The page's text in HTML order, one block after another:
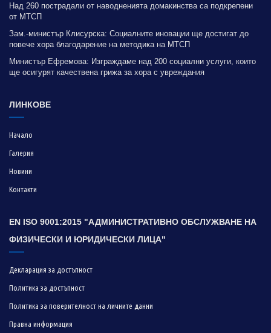
Над 260 пострадали от наводненията домакинства са подкрепени
от МТСП
Зам.-министър Клисурска: Социалните иновации ще достигат до
повече хора благодарение на методика на МТСП
Министър Ефремова: Изграждаме над 200 социални услуги, които
ще осигурят качествена грижа за хора с увреждания
ЛИНКОВЕ
Начало
Галерия
Новини
Контакти
EN ISO 9001:2015 "АДМИНИСТРАТИВНО ОБСЛУЖВАНЕ НА
ФИЗИЧЕСКИ И ЮРИДИЧЕСКИ ЛИЦА"
Декларация за достъпност
Политика за достъпност
Политика за поверителност на личните данни
Правна информация